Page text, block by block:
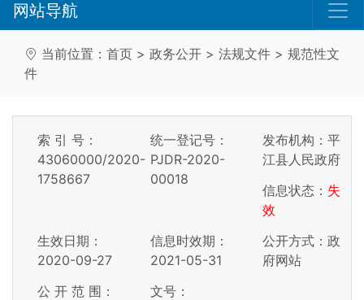
网站导航
当前位置： 首页 > 政务公开 > 法规文件 > 规范性文
件
索 引 号：
43060000/2020-
1758667
统一登记号：
PJDR-2020-
00018
发布机构：平
江县人民政府
信息状态： 失
效
生效日期：
2020-09-27
信息时效期：
2021-05-31
公开方式：政
府网站
公 开 范 围：
文号：